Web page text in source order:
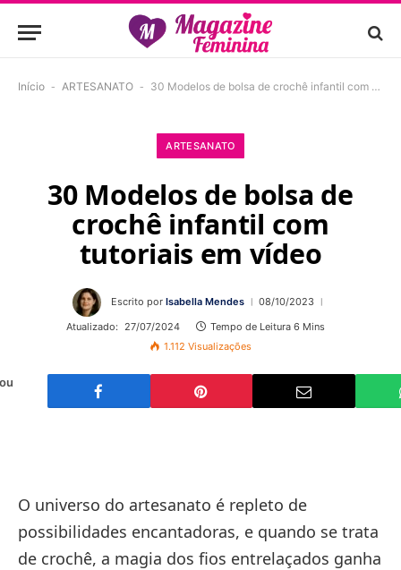
Início - ARTESANATO - 30 Modelos de bolsa de crochê infantil com tutoriais em vídeo
ARTESANATO
30 Modelos de bolsa de
crochê infantil com
tutoriais em vídeo
Escrito por Isabella Mendes
08/10/2023
Atualizado: 27/07/2024
Tempo de Leitura 6 Mins
1.112 Visualizações
O universo do artesanato é repleto de
possibilidades encantadoras, e quando se trata
de crochê, a magia dos fios entrelaçados ganha